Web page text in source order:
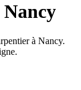
Nancy
à Nancy.